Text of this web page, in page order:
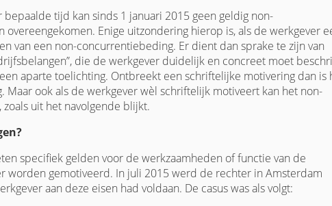
tijd kan sinds 1 januari 2015 geen geldig non-
Enige uitzondering hierop is, als de werkgever
van een non-concurrentiebeding. Er dient dan sprake te zijn van
die de werkgever duidelijk en concreet moet
aparte toelichting. Ontbreekt een schriftelijke motivering dan is
ook als de werkgever wèl schriftelijk motiveert kan het non-
uit het navolgende blijkt.
specifiek gelden voor de werkzaamheden of functie van de
worden gemotiveerd. In juli 2015 werd de rechter in Amsterdam
aan deze eisen had voldaan. De casus was als volgt: